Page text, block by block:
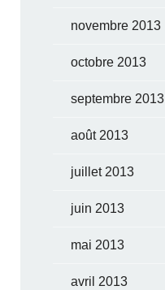
novembre 2013
octobre 2013
septembre 2013
août 2013
juillet 2013
juin 2013
mai 2013
avril 2013